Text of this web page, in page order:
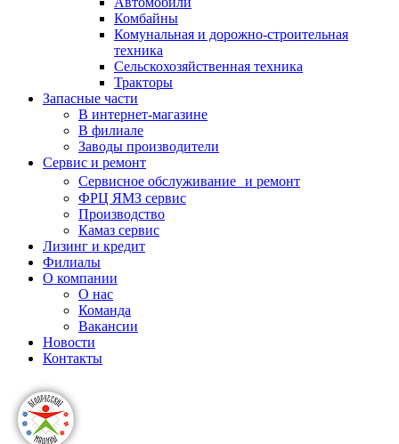
Комбайны
Комунальная и дорожно-строительная
техника
Сельскохозяйственная техника
Тракторы
Запасные части
В интернет-магазине
В филиале
Заводы производители
Сервис и ремонт
Сервисное обслуживание и ремонт
ФРЦ ЯМЗ сервис
Производство
Камаз сервис
Лизинг и кредит
Филиалы
О компании
О нас
Команда
Вакансии
Новости
Контакты